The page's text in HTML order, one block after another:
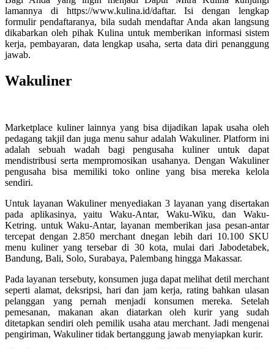
lamannya di https://www.kulina.id/daftar. Isi dengan lengkap
formulir pendaftaranya, bila sudah mendaftar Anda akan langsung
dikabarkan oleh pihak Kulina untuk memberikan informasi sistem
kerja, pembayaran, data lengkap usaha, serta data diri penanggung
jawab.
Wakuliner
Marketplace kuliner lainnya yang bisa dijadikan lapak usaha oleh
pedagang takjil dan juga menu sahur adalah Wakuliner. Platform ini
adalah sebuah wadah bagi pengusaha kuliner untuk dapat
mendistribusi serta mempromosikan usahanya. Dengan Wakuliner
pengusaha bisa memiliki toko online yang bisa mereka kelola
sendiri.
Untuk layanan Wakuliner menyediakan 3 layanan yang disertakan
pada aplikasinya, yaitu Waku-Antar, Waku-Wiku, dan Waku-
Ketring. untuk Waku-Antar, layanan memberikan jasa pesan-antar
tercepat dengan 2.850 merchant dnegan lebih dari 10.100 SKU
menu kuliner yang tersebar di 30 kota, mulai dari Jabodetabek,
Bandung, Bali, Solo, Surabaya, Palembang hingga Makassar.
Pada layanan tersebuty, konsumen juga dapat melihat detil merchant
seperti alamat, deksripsi, hari dan jam kerja, rating bahkan ulasan
pelanggan yang pernah menjadi konsumen mereka. Setelah
pemesanan, makanan akan diatarkan oleh kurir yang sudah
ditetapkan sendiri oleh pemilik usaha atau merchant. Jadi mengenai
pengiriman, Wakuliner tidak bertanggung jawab menyiapkan kurir.